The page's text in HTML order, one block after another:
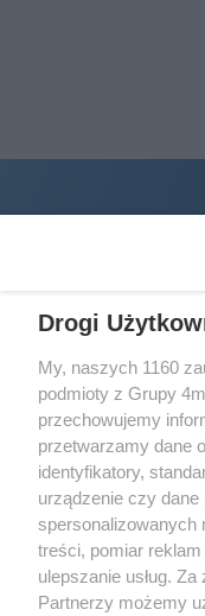
STOWARZYSZENIE
ul.
Drogi
My, naszych 1160
podmioty z Grupy
przechowujemy
przetwarzamy dane
identyfikatory,
urządzenie czy dane
spersonalizowanych
treści, pomiar
ulepszanie usług.
Partnerzy możemy